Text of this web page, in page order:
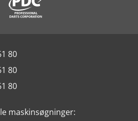
80
80
80
maskinsøgninger: